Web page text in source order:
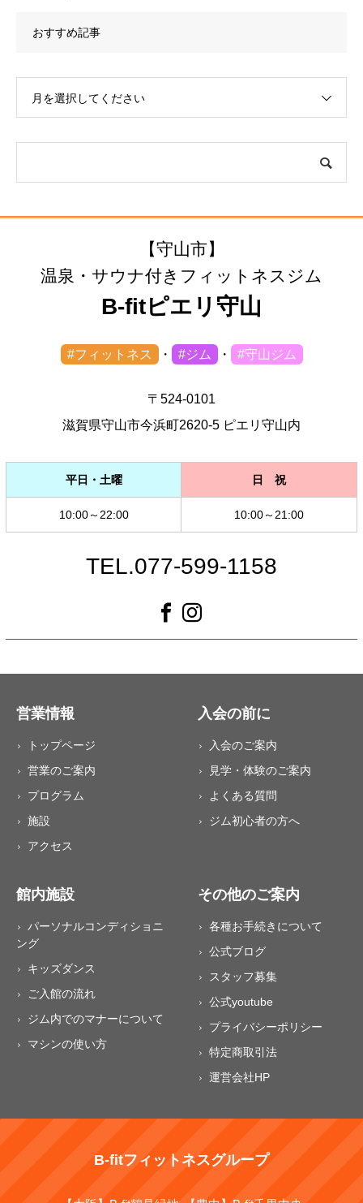
おすすめ記事
月を選択してください
【守山市】
温泉・サウナ付きフィットネスジム
B-fitピエリ守山
#フィットネス ・ #ジム ・ #守山ジム
〒524-0101
滋賀県守山市今浜町2620-5 ピエリ守山内
平日・土曜 日 祝
10:00～22:00 10:00～21:00
TEL.077-599-1158
営業情報
トップページ
営業のご案内
プログラム
施設
アクセス
入会の前に
入会のご案内
見学・体験のご案内
よくある質問
ジム初心者の方へ
館内施設
パーソナルコンディショニ
ング
キッズダンス
ご入館の流れ
ジム内でのマナーについて
マシンの使い方
その他のご案内
各種お手続きについて
公式ブログ
スタッフ募集
公式youtube
プライバシーポリシー
特定商取引法
運営会社HP
B-fitフィットネスグループ